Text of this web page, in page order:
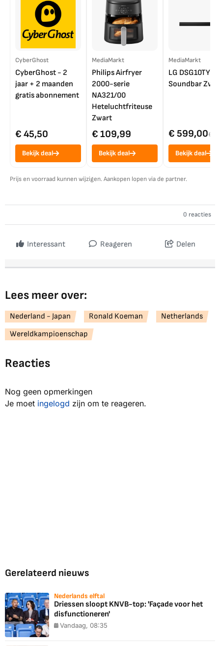
CyberGhost
CyberGhost - 2
jaar + 2 maanden
gratis abonnement
€ 45,50
Bekijk deal
MediaMarkt
Philips Airfryer
2000-serie
NA321/00
Heteluchtfriteuse
Zwart
€ 109,99
Bekijk deal
MediaMarkt
LG DSG10TY
Soundbar
€ 599,00€
Bekijk deal
Prijs en voorraad kunnen wijzigen. Aankopen lopen via de partner.
0 reacties
Interessant Reageren Delen
Lees meer over:
Nederland - Japan Ronald Koeman
Netherlands
Wereldkampioenschap
Reacties
Nog geen opmerkingen
Je moet ingelogd zijn om te reageren.
Gerelateerd nieuws
Nederlands elftal
Driessen sloopt KNVB-top: 'Façade voor het
disfunctioneren'
Vandaag, 08:35